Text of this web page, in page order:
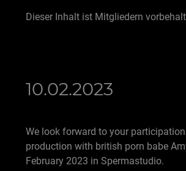
Dieser Inhalt ist Mitgliedern
10.02.2023
We look forward to your
production with british porn babe
February 2023 in Spermastudio.